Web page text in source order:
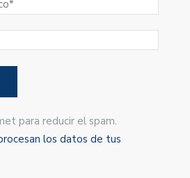
para reducir el spam.
los datos de tus